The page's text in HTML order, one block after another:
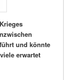
und könnte
erwartet